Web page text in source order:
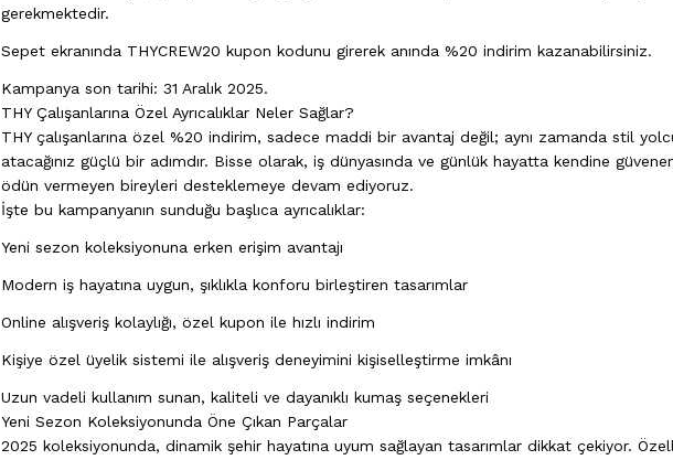
gerekmektedir.
Sepet ekranında THYCREW20 kupon kodunu girerek anında %20 indirim kazanabilirsiniz.
Kampanya son tarihi: 31 Aralık 2025.
THY Çalışanlarına Özel Ayrıcalıklar Neler Sağlar?
THY çalışanlarına özel %20 indirim, sadece maddi bir avantaj değil; aynı zamanda stil
atacağınız güçlü bir adımdır. Bisse olarak, iş dünyasında ve günlük hayatta kendine güvenen,
ödün vermeyen bireyleri desteklemeye devam ediyoruz.
İşte bu kampanyanın sunduğu başlıca ayrıcalıklar:
Yeni sezon koleksiyonuna erken erişim avantajı
Modern iş hayatına uygun, şıklıkla konforu birleştiren tasarımlar
Online alışveriş kolaylığı, özel kupon ile hızlı indirim
Kişiye özel üyelik sistemi ile alışveriş deneyimini kişiselleştirme imkânı
Uzun vadeli kullanım sunan, kaliteli ve dayanıklı kumaş seçenekleri
Yeni Sezon Koleksiyonunda Öne Çıkan Parçalar
2025 koleksiyonunda, dinamik şehir hayatına uyum sağlayan tasarımlar dikkat çekiyor.